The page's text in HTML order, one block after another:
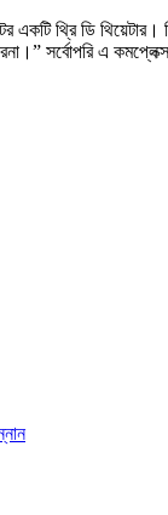
একটি থ্রি ডি
সর্বোপরি এ